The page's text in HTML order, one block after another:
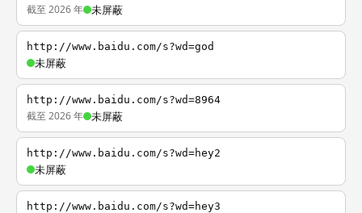
截至 2026 年 未屏蔽
http://www.baidu.com/s?wd=god
未屏蔽
http://www.baidu.com/s?wd=8964
截至 2026 年 未屏蔽
http://www.baidu.com/s?wd=hey2
未屏蔽
http://www.baidu.com/s?wd=hey3